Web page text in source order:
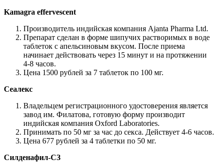
Kamagra effervescent
Производитель индийская компания Ajanta Pharma Ltd.
Препарат сделан в форме шипучих растворимых в воде
таблеток с апельсиновым вкусом. После приема
начинает действовать через 15 минут и на протяжении
4-8 часов.
Цена 1500 рублей за 7 таблеток по 100 мг.
Сеалекс
Владельцем регистрационного удостоверения является
завод им. Филатова, готовую форму производит
индийская компания Oxford Laboratories.
Принимать по 50 мг за час до секса. Действует 4-6 часов.
Цена 677 рублей за 4 таблетки по 50 мг.
Силденафил-СЗ